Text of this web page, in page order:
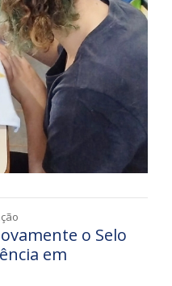
o Selo
em